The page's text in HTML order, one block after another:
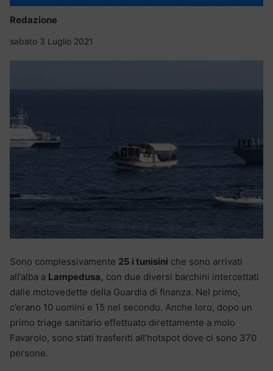
Redazione
sabato 3 Luglio 2021
Sono complessivamente 25 i tunisini che sono arrivati
all’alba a Lampedusa, con due diversi barchini intercettati
dalle motovedette della Guardia di finanza. Nel primo,
c’erano 10 uomini e 15 nel secondo. Anche loro, dopo un
primo triage sanitario effettuato direttamente a molo
Favarolo, sono stati trasferiti all’hotspot dove ci sono 370
persone.